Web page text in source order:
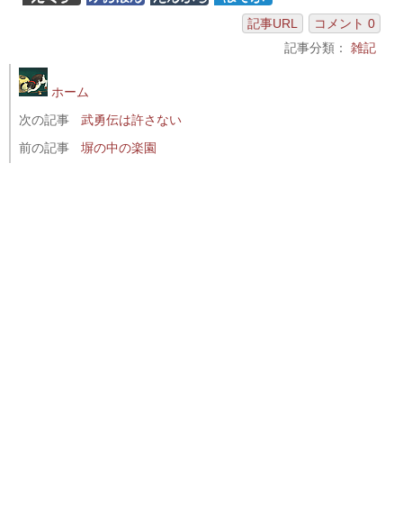
記事URL
コメント 0
記事分類： 雑記
ホーム
次の記事
武勇伝は許さない
前の記事
塀の中の楽園